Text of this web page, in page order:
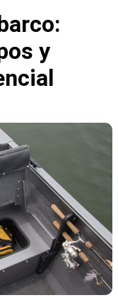
y